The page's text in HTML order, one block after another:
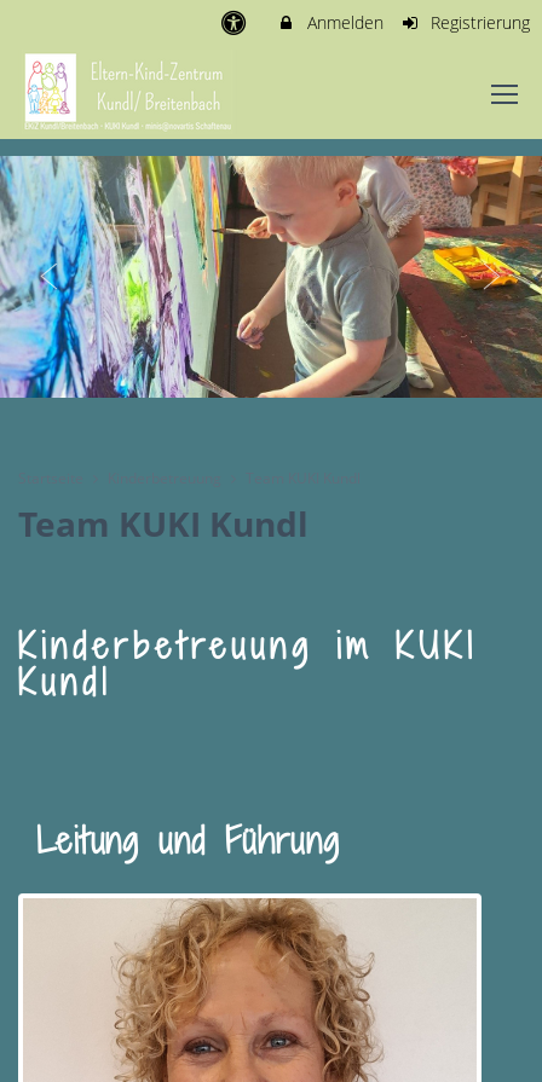
Anmelden Registrierung
Team KUKI Kundl
Kinderbetreuung im KUKI
Kundl
Leitung und Führung